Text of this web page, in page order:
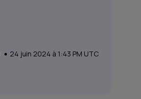
24 juin 2024 à 1:43 PM UTC